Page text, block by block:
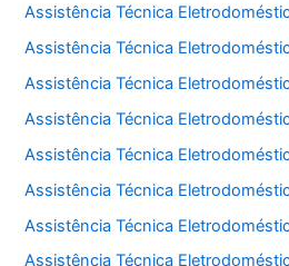
Assistência Técnica
Assistência Técnica
Assistência Técnica
Assistência Técnica
Assistência Técnica
Assistência Técnica
Assistência Técnica
Assistência Técnica